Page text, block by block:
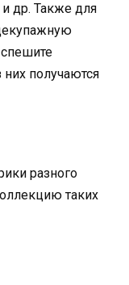
и др. Также для
получаются
разного
таких